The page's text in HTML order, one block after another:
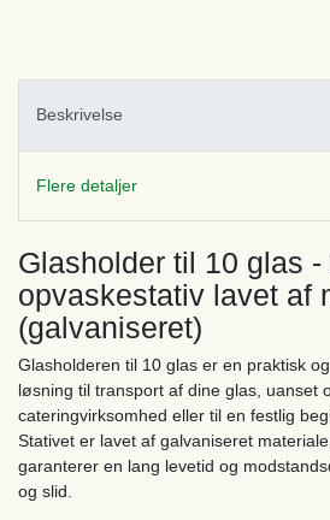
Beskrivelse
Flere detaljer
Glasholder til 10 glas -
opvaskestativ lavet af
(galvaniseret)
Glasholderen til 10 glas er en praktisk
løsning til transport af dine glas, uanset
cateringvirksomhed eller til en festlig
Stativet er lavet af galvaniseret
garanterer en lang levetid og
og slid.